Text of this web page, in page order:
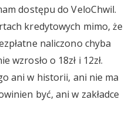
dostępu do VeloChwil.
kredytowych mimo, że
naliczono chyba
wzrosło o 18zł i 12zł.
ani w historii, ani nie ma
być, ani w zakładce